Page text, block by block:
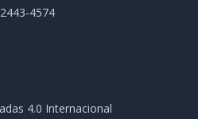
4574
4.0 Internacional